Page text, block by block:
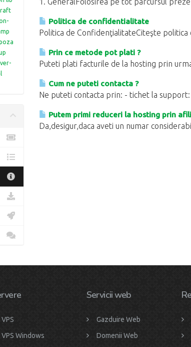
Politica de confidentialitate
Politica de ConfidenţialitateCiteşte
Prin ce metode pot plati ?
Puteti plati facturile de la hosting prin
Cum ne puteti contacta ?
Ne puteti contacta prin: - tichet la
Putem primi reduceri la hosting prin
Da,desigur,daca aveti un numar
VPS
VPS Windows
Servicii web
Gazduire Web
Domenii Web